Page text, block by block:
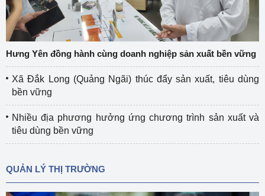
Hưng Yên đồng hành cùng doanh nghiệp sản xuất bền vững
Xã Đắk Long (Quảng Ngãi) thúc đẩy sản xuất, tiêu dùng
bền vững
Nhiều địa phương hưởng ứng chương trình sản xuất và
tiêu dùng bền vững
QUẢN LÝ THỊ TRƯỜNG